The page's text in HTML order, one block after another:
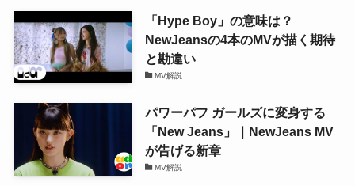
「Hype Boy」の意味は？
NewJeansの4本のMVが描く期待
と勘違い
MV解説
パワーパフ ガールズに変身する
「New Jeans」｜NewJeans MV
が告げる新章
MV解説